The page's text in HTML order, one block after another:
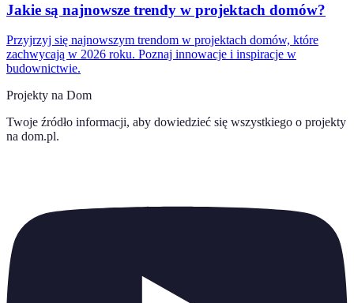
Jakie są najnowsze trendy w projektach domów?
Przyjrzyj się najnowszym trendom w projektach domów, które
zachwycają w 2026 roku. Poznaj innowacje i inspiracje w
budownictwie.
Projekty na Dom
Twoje źródło informacji, aby dowiedzieć się wszystkiego o projekty
na dom.pl.